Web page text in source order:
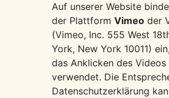
Auf unserer Website
der Plattform Vimeo der
(Vimeo, Inc. 555 West
York, New York 10011)
das Anklicken des
verwendet. Die
Datenschutzerklärung